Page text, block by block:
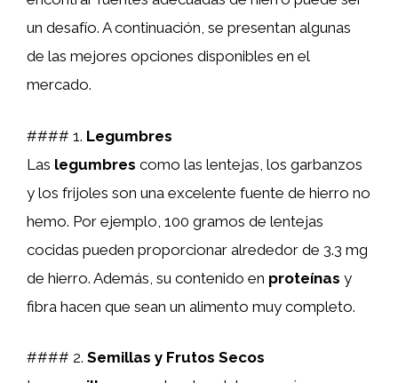
un desafío. A continuación, se presentan algunas
de las mejores opciones disponibles en el
mercado.
#### 1. Legumbres
Las legumbres como las lentejas, los garbanzos
y los frijoles son una excelente fuente de hierro no
hemo. Por ejemplo, 100 gramos de lentejas
cocidas pueden proporcionar alrededor de 3.3 mg
de hierro. Además, su contenido en proteínas y
fibra hacen que sean un alimento muy completo.
#### 2. Semillas y Frutos Secos